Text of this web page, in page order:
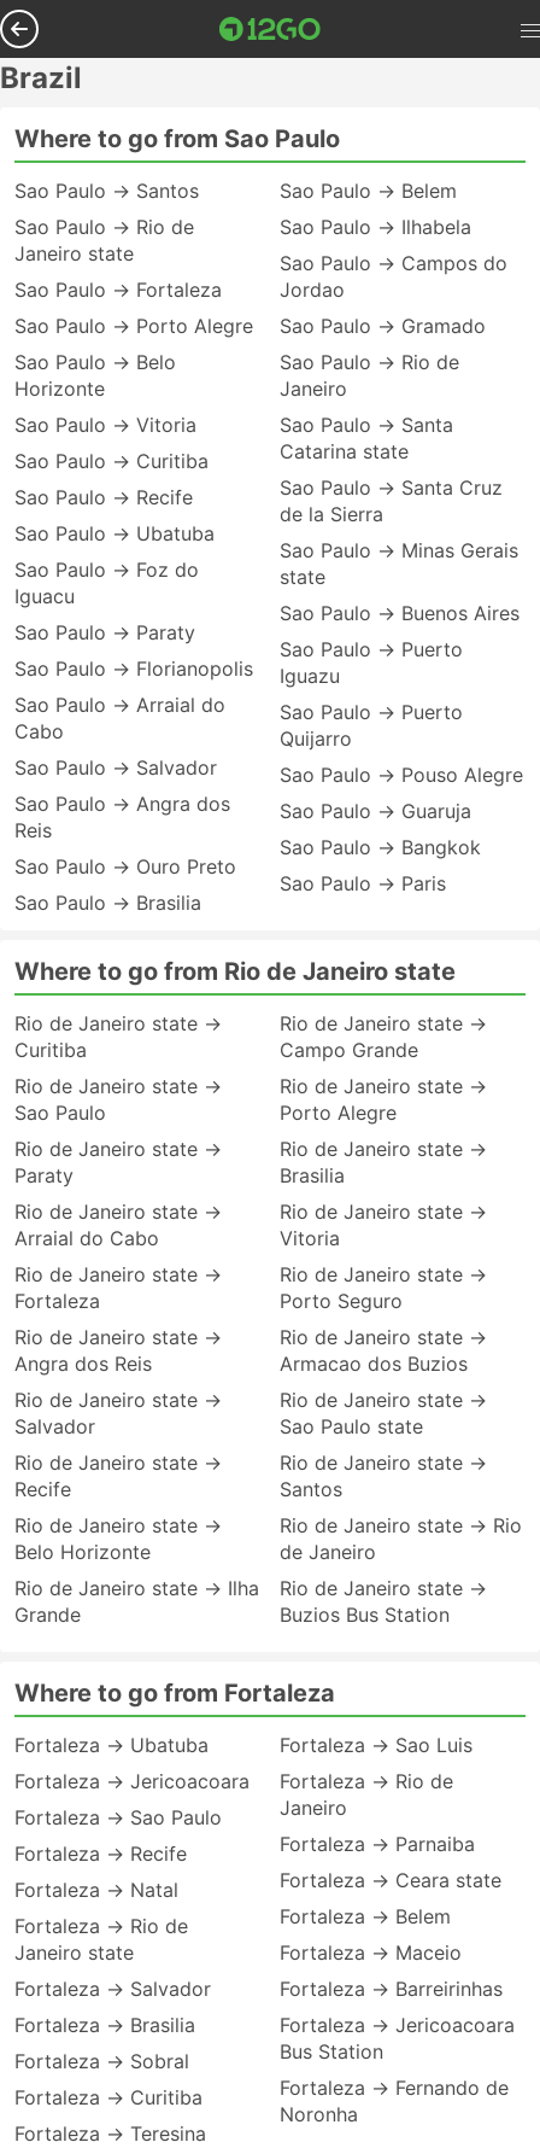
Brazil
Where to go from Sao Paulo
Sao Paulo → Santos
Sao Paulo → Rio de
Janeiro state
Sao Paulo → Fortaleza
Sao Paulo → Porto Alegre
Sao Paulo → Belo
Horizonte
Sao Paulo → Vitoria
Sao Paulo → Curitiba
Sao Paulo → Recife
Sao Paulo → Ubatuba
Sao Paulo → Foz do
Iguacu
Sao Paulo → Paraty
Sao Paulo → Florianopolis
Sao Paulo → Arraial do
Cabo
Sao Paulo → Salvador
Sao Paulo → Angra dos
Reis
Sao Paulo → Ouro Preto
Sao Paulo → Brasilia
Sao Paulo → Belem
Sao Paulo → Ilhabela
Sao Paulo → Campos do
Jordao
Sao Paulo → Gramado
Sao Paulo → Rio de
Janeiro
Sao Paulo → Santa
Catarina state
Sao Paulo → Santa Cruz
de la Sierra
Sao Paulo → Minas Gerais
state
Sao Paulo → Buenos Aires
Sao Paulo → Puerto
Iguazu
Sao Paulo → Puerto
Quijarro
Sao Paulo → Pouso Alegre
Sao Paulo → Guaruja
Sao Paulo → Bangkok
Sao Paulo → Paris
Where to go from Rio de Janeiro state
Rio de Janeiro state →
Curitiba
Rio de Janeiro state →
Sao Paulo
Rio de Janeiro state →
Paraty
Rio de Janeiro state →
Arraial do Cabo
Rio de Janeiro state →
Fortaleza
Rio de Janeiro state →
Angra dos Reis
Rio de Janeiro state →
Salvador
Rio de Janeiro state →
Recife
Rio de Janeiro state →
Belo Horizonte
Rio de Janeiro state → Ilha
Grande
Rio de Janeiro state →
Campo Grande
Rio de Janeiro state →
Porto Alegre
Rio de Janeiro state →
Brasilia
Rio de Janeiro state →
Vitoria
Rio de Janeiro state →
Porto Seguro
Rio de Janeiro state →
Armacao dos Buzios
Rio de Janeiro state →
Sao Paulo state
Rio de Janeiro state →
Santos
Rio de Janeiro state → Rio
de Janeiro
Rio de Janeiro state →
Buzios Bus Station
Where to go from Fortaleza
Fortaleza → Ubatuba
Fortaleza → Jericoacoara
Fortaleza → Sao Paulo
Fortaleza → Recife
Fortaleza → Natal
Fortaleza → Rio de
Janeiro state
Fortaleza → Salvador
Fortaleza → Brasilia
Fortaleza → Sobral
Fortaleza → Curitiba
Fortaleza → Teresina
Fortaleza → Sao Luis
Fortaleza → Rio de
Janeiro
Fortaleza → Parnaiba
Fortaleza → Ceara state
Fortaleza → Belem
Fortaleza → Maceio
Fortaleza → Barreirinhas
Fortaleza → Jericoacoara
Bus Station
Fortaleza → Fernando de
Noronha